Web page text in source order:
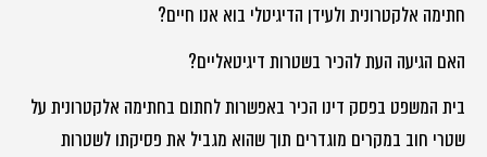
חתימה אלקטרונית ולעידן הדיגיטלי בוא אנו חיים?
האם הגיעה העת להכיר בשטרות דיגיטאליים?
בית המשפט בפסק דינו הכיר באפשרות לחתום בחתימה אלקטרונית על
שטרי חוב במקרים מוגדרים תוך שהוא מגביל את פסיקתו לשטרות